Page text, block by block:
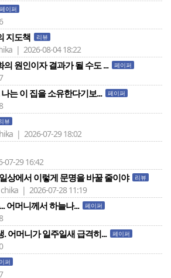
페이퍼
지도책 리뷰
| 2026-08-04 18:22
원인이자 결과가 될 수도 ... 페이퍼
는 이 집을 소유한다기보... 페이퍼
뷰
| 2026-07-29 18:02
29 16:42
상에서 이렇게 문명을 바꿀 줄이야 리뷰
chika | 2026-07-28 11:19
어머니께서 하늘나... 페이퍼
어머니가 일주일새 급격히... 페이퍼
퍼